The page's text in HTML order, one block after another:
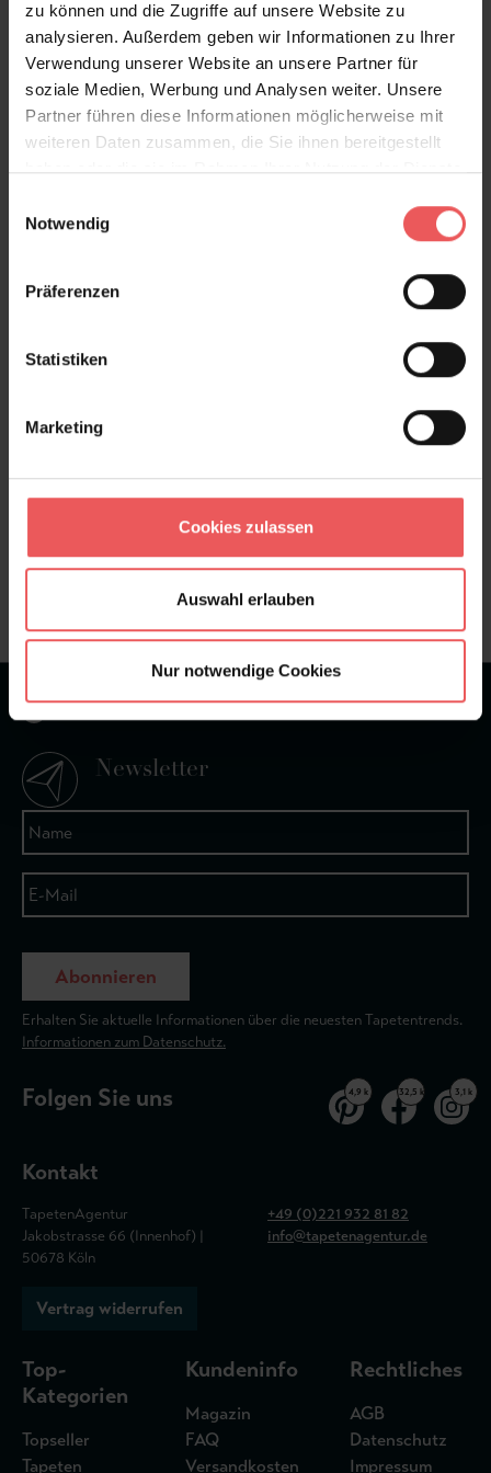
zu können und die Zugriffe auf unsere Website zu
analysieren. Außerdem geben wir Informationen zu Ihrer
Verwendung unserer Website an unsere Partner für
soziale Medien, Werbung und Analysen weiter. Unsere
Partner führen diese Informationen möglicherweise mit
weiteren Daten zusammen, die Sie ihnen bereitgestellt
haben oder die sie im Rahmen Ihrer Nutzung der Dienste
Notwendig
Präferenzen
Statistiken
Marketing
Cookies zulassen
Auswahl erlauben
Nur notwendige Cookies
Ökologisches Hochleistungsvlies:
Bei Bedarf kann diese Tapete auch auf einem
besonders widerstandsfähigem Tapetenvlies
angefertigt werden. Dies ist besonders für
Sie haben Fragen zum Produkt?
Frage stellen
+49 (0)221 932 81 82
Newsletter
Abonnieren
Erhalten Sie aktuelle Informationen über die neuesten Tapetentrends.
Informationen zum Datenschutz.
Folgen Sie uns 4,9 k 32,5 k 3,1 k
Kontakt
TapetenAgentur
Jakobstrasse 66 (Innenhof) |
50678 Köln
+49 (0)221 932 81 82
info@tapetenagentur.de
Vertrag widerrufen
Top-
Kategorien
Topseller
Tapeten
Kundeninfo
Magazin
FAQ
Versandkosten
Rechtliches
AGB
Datenschutz
Impressum